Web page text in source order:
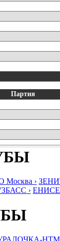
Партия
›
›